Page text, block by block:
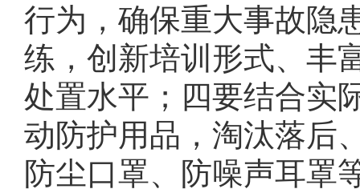
行为，确保重大事故隐
练，创新培训形式、丰
处置水平；四要结合实
动防护用品，淘汰落后
防尘口罩、防噪声耳罩